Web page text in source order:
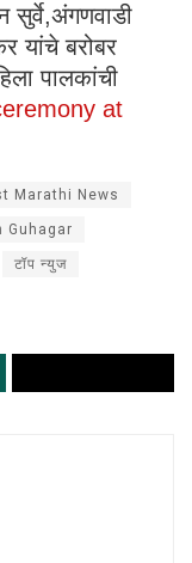
सुर्वे,अंगणवाडी
यांचे बरोबर
पालकांची
at
Marathi News
Guhagar
टॉप न्युज